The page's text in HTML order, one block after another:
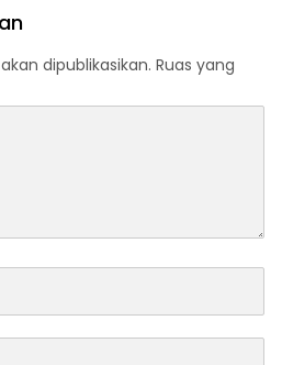
dipublikasikan. Ruas yang